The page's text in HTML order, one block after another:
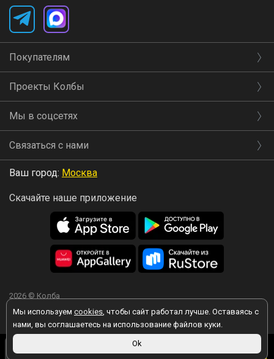
Мы используем cookies, чтобы сайт работал лучше. Оставаясь с
нами, вы соглашаетесь на использование файлов куки.
Ok
Покупателям
Проекты Колбы
Мы в соцсетях
Связаться с нами
Ваш город: Москва
Скачайте наше приложение
2026 © Колба
Вы принимаете условия политики в отношении обработки
персональных данных